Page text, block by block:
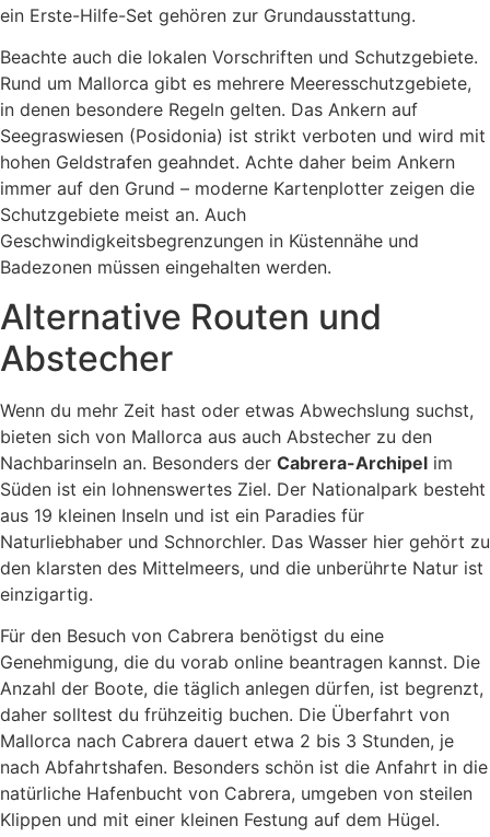
ein Erste-Hilfe-Set gehören zur Grundausstattung.
Beachte auch die lokalen Vorschriften und Schutzgebiete.
Rund um Mallorca gibt es mehrere Meeresschutzgebiete,
in denen besondere Regeln gelten. Das Ankern auf
Seegraswiesen (Posidonia) ist strikt verboten und wird mit
hohen Geldstrafen geahndet. Achte daher beim Ankern
immer auf den Grund – moderne Kartenplotter zeigen die
Schutzgebiete meist an. Auch
Geschwindigkeitsbegrenzungen in Küstennähe und
Badezonen müssen eingehalten werden.
Alternative Routen und
Abstecher
Wenn du mehr Zeit hast oder etwas Abwechslung suchst,
bieten sich von Mallorca aus auch Abstecher zu den
Nachbarinseln an. Besonders der Cabrera-Archipel im
Süden ist ein lohnenswertes Ziel. Der Nationalpark besteht
aus 19 kleinen Inseln und ist ein Paradies für
Naturliebhaber und Schnorchler. Das Wasser hier gehört zu
den klarsten des Mittelmeers, und die unberührte Natur ist
einzigartig.
Für den Besuch von Cabrera benötigst du eine
Genehmigung, die du vorab online beantragen kannst. Die
Anzahl der Boote, die täglich anlegen dürfen, ist begrenzt,
daher solltest du frühzeitig buchen. Die Überfahrt von
Mallorca nach Cabrera dauert etwa 2 bis 3 Stunden, je
nach Abfahrtshafen. Besonders schön ist die Anfahrt in die
natürliche Hafenbucht von Cabrera, umgeben von steilen
Klippen und mit einer kleinen Festung auf dem Hügel.